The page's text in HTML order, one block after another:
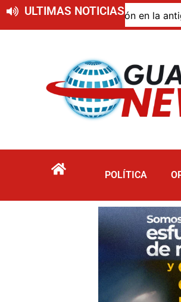
ULTIMAS NOTICIAS
de descomposición en la antigua
POLÍTICA